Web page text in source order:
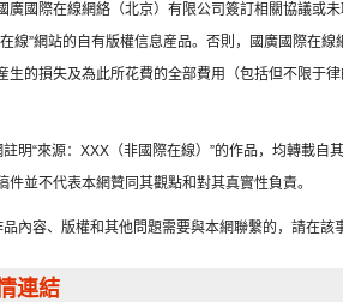
廣國際在線網絡（北京）有限公司簽訂相關協議或
線”網站的自有版權信息産品。否則，國廣國際在
生的損失及為此所花費的全部費用（包括但不限于
明“來源：XXX（非國際在線）”的作品，均轉載自
件並不代表本網贊同其觀點和對其真實性負責。
內容、版權和其他問題需要與本網聯繫的，請在該
連結